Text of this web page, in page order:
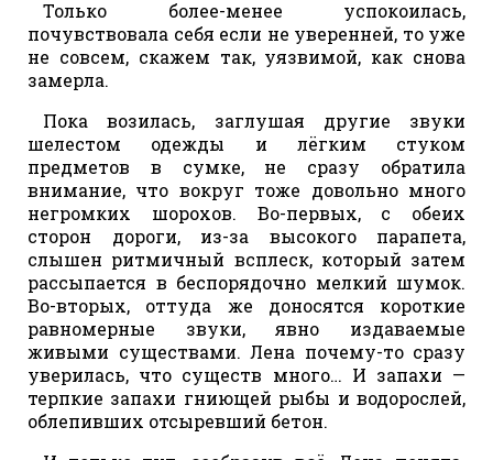
Только более-менее успокоилась,
почувствовала себя если не уверенней, то уже
не совсем, скажем так, уязвимой, как снова
замерла.
Пока возилась, заглушая другие звуки
шелестом одежды и лёгким стуком
предметов в сумке, не сразу обратила
внимание, что вокруг тоже довольно много
негромких шорохов. Во-первых, с обеих
сторон дороги, из-за высокого парапета,
слышен ритмичный всплеск, который затем
рассыпается в беспорядочно мелкий шумок.
Во-вторых, оттуда же доносятся короткие
равномерные звуки, явно издаваемые
живыми существами. Лена почему-то сразу
уверилась, что существ много… И запахи —
терпкие запахи гниющей рыбы и водорослей,
облепивших отсыревший бетон.